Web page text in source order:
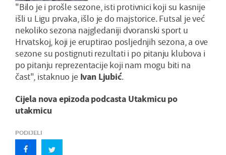
"Bilo je i prošle sezone, isti protivnici koji su kasnije
išli u Ligu prvaka, išlo je do majstorice. Futsal je već
nekoliko sezona najgledaniji dvoranski sport u
Hrvatskoj, koji je eruptirao posljednjih sezona, a ove
sezone su postignuti rezultati i po pitanju klubova i
po pitanju reprezentacije koji nam mogu biti na
čast", istaknuo je Ivan Ljubić.
Cijela nova epizoda podcasta Utakmicu po
utakmicu
PODIJELI